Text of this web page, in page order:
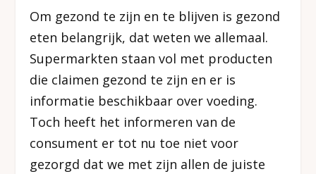
Om gezond te zijn en te blijven is gezond
eten belangrijk, dat weten we allemaal.
Supermarkten staan vol met producten
die claimen gezond te zijn en er is
informatie beschikbaar over voeding.
Toch heeft het informeren van de
consument er tot nu toe niet voor
gezorgd dat we met zijn allen de juiste